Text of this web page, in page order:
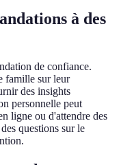
à des
de confiance.
famille sur leur
des insights
personnelle peut
ligne ou d'attendre des
questions sur le